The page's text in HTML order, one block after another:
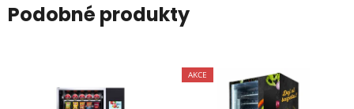
Podobné produkty
AKCE